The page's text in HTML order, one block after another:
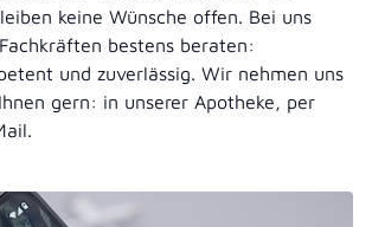
keine Wünsche offen. Bei uns
bestens beraten:
und zuverlässig. Wir nehmen uns
gern: in unserer Apotheke, per